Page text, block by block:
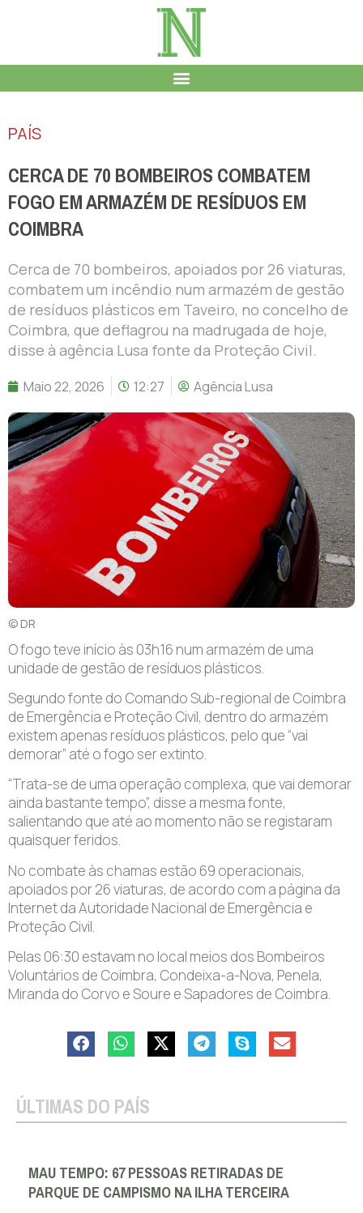
PAÍS
CERCA DE 70 BOMBEIROS COMBATEM
FOGO EM ARMAZÉM DE RESÍDUOS EM
COIMBRA
Cerca de 70 bombeiros, apoiados por 26 viaturas,
combatem um incêndio num armazém de gestão
de resíduos plásticos em Taveiro, no concelho de
Coimbra, que deflagrou na madrugada de hoje,
disse à agência Lusa fonte da Proteção Civil.
Maio 22, 2026 12:27 Agência Lusa
© DR
Ofogo teve início às 03h16 num armazém de uma
unidade de gestão de resíduos plásticos.
Segundo fonte do Comando Sub-regional de Coimbra
de Emergência e Proteção Civil, dentro do armazém
existem apenas resíduos plásticos, pelo que “vai
demorar” até o fogo ser extinto.
“Trata-se de uma operação complexa, que vai demorar
ainda bastante tempo”, disse a mesma fonte,
salientando que até ao momento não se registaram
quaisquer feridos.
No combate às chamas estão 69 operacionais,
apoiados por 26 viaturas, de acordo com a página da
Internet da Autoridade Nacional de Emergência e
Proteção Civil.
Pelas 06:30 estavam no local meios dos Bombeiros
Voluntários de Coimbra, Condeixa-a-Nova, Penela,
Miranda do Corvo e Soure e Sapadores de Coimbra.
ÚLTIMAS DO PAÍS
MAU TEMPO: 67 PESSOAS RETIRADAS DE
PARQUE DE CAMPISMO NA ILHA TERCEIRA